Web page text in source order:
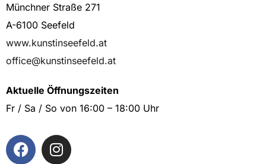
Münchner Straße 271
A-6100 Seefeld
www.kunstinseefeld.at
office@kunstinseefeld.at
Aktuelle Öffnungszeiten
Fr / Sa / So von 16:00 – 18:00 Uhr